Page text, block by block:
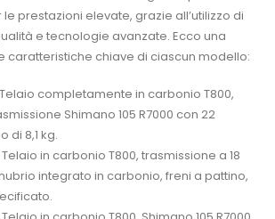
prestazioni elevate, grazie all’utilizzo di
e tecnologie avanzate. Ecco una
caratteristiche chiave di ciascun modello:
Telaio completamente in carbonio T800,
Shimano 105 R7000 con 22
di 8,1 kg.
Telaio in carbonio T800, trasmissione a 18
integrato in carbonio, freni a pattino,